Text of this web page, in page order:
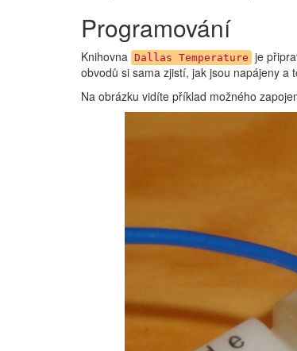
Programování
Knihovna Dallas Temperature je
obvodů si sama zjistí, jak jsou napájeny a
Na obrázku vidíte příklad možného